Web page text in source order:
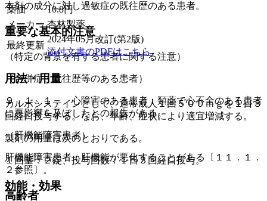
本剤の成分に対し過敏症の既往歴のある患者。
重要な基本的注意
（特定の背景を有する患者に関する注意）
（合併症・既往歴等のある患者）
９．１．１． 心障害のある患者：類薬で心不全のある患者
に悪影響を及ぼしたとの報告がある。
（肝機能障害患者）
肝機能障害患者：肝機能が悪化することがある〔１１．１．
２参照〕。
高齢者
薬価
10.8円
メーカー 杏林製薬
最終更新
2024年05月改訂(第2版)
添付文書のPDFはこちら
用法・用量
カルボシステインとして、通常成人１回５００ｍｇを１日３
回経口投与する。なお、年齢、症状により適宜増減する。
製剤の用量は次のとおりである。
１回量：２錠、投与回数：１日３回経口投与。
効能・効果